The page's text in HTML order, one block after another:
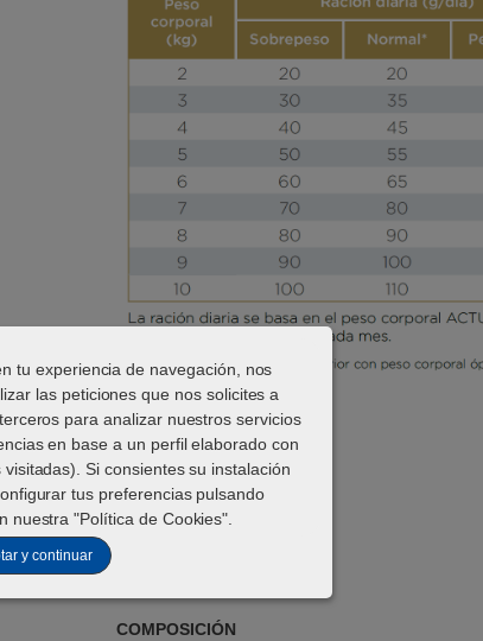
COMPOSICIÓN
tu experiencia de navegación, nos
las peticiones que nos solicites a
para analizar nuestros servicios
en base a un perfil elaborado con
Si consientes su instalación
tus preferencias pulsando
nuestra "Política de Cookies".
y continuar